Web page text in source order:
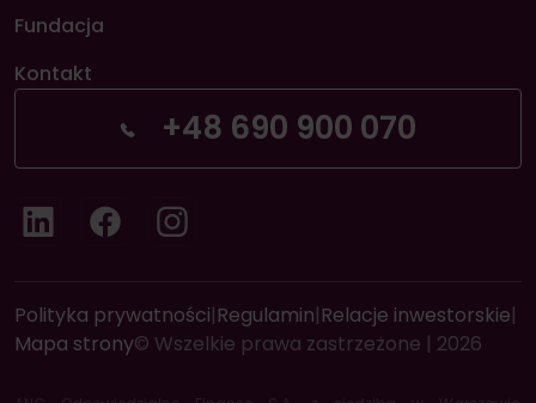
Fundacja
Kontakt
+48 690 900 070
LinkedIn FacebookInstagram
Polityka prywatności|Regulamin|Relacje inwestorskie|
Mapa strony© Wszelkie prawa zastrzeżone | 2026